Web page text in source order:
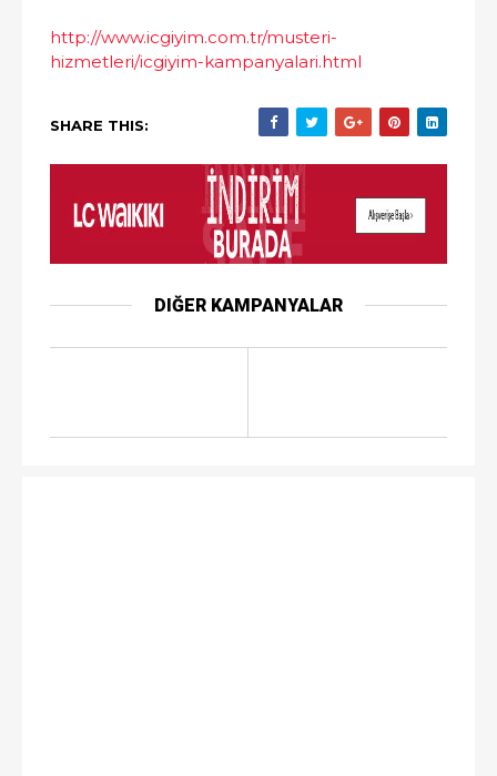
http://www.icgiyim.com.tr/musteri-
hizmetleri/icgiyim-kampanyalari.html
SHARE THIS:
DIĞER KAMPANYALAR